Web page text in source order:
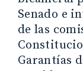
Senado e
de las
Garantías